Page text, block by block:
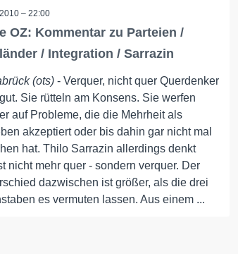
– 22:00
OZ: Kommentar zu Parteien /
/ Integration / Sarrazin
(ots)- Verquer, nicht quer Querdenker
Sie rütteln am Konsens. Sie werfen
auf Probleme, die die Mehrheit als
akzeptiert oder bis dahin gar nicht mal
hat. Thilo Sarrazin allerdings denkt
nicht mehr quer - sondern verquer. Der
dazwischen ist größer, als die drei
es vermuten lassen. Aus einem ...